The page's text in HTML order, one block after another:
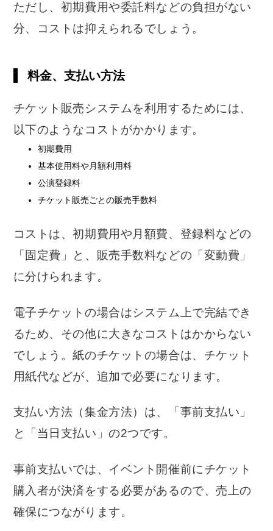
ただし、初期費用や委託料などの負担がない
分、コストは抑えられるでしょう。
料金、支払い方法
チケット販売システムを利用するためには、
以下のようなコストがかかります。
初期費用
基本使用料や月額利用料
公演登録料
チケット販売ごとの販売手数料
コストは、初期費用や月額費、登録料などの
「固定費」と、販売手数料などの「変動費」
に分けられます。
電子チケットの場合はシステム上で完結でき
るため、その他に大きなコストはかからない
でしょう。紙のチケットの場合は、チケット
用紙代などが、追加で必要になります。
支払い方法（集金方法）は、「事前支払い」
と「当日支払い」の2つです。
事前支払いでは、イベント開催前にチケット
購入者が決済をする必要があるので、売上の
確保につながります。